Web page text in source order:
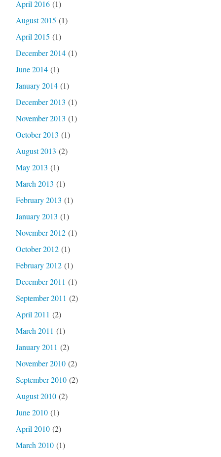
April 2016(1)
August 2015 (1)
April 2015 (1)
December 2014(1)
June 2014(1)
January 2014(1)
December 2013 (1)
November 2013 (1)
October 2013 (1)
August 2013 (2)
May 2013 (1)
March 2013 (1)
February 2013 (1)
January 2013 (1)
November 2012(1)
October 2012(1)
February 2012(1)
December 2011 (1)
September 2011 (2)
April 2011 (2)
March 2011 (1)
January 2011 (2)
November 2010(2)
September 2010(2)
August 2010(2)
June 2010(1)
April 2010(2)
March 2010(1)